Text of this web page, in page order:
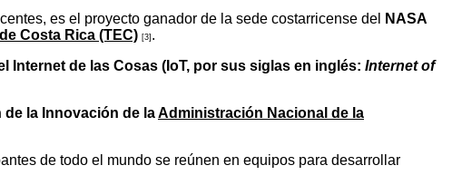
es el proyecto ganador de la sede costarricense del
NASA
Costa Rica (TEC) [3] .
Internet de las Cosas (IoT, por sus siglas en inglés: Internet of
la Innovación de laAdministración Nacional de la
de todo el mundo se reúnen en equipos para desarrollar